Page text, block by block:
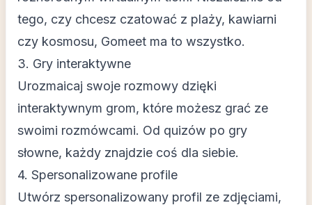
tego, czy chcesz czatować z plaży, kawiarni
czy kosmosu, Gomeet ma to wszystko.
3. Gry interaktywne
Urozmaicaj swoje rozmowy dzięki
interaktywnym grom, które możesz grać ze
swoimi rozmówcami. Od quizów po gry
słowne, każdy znajdzie coś dla siebie.
4. Spersonalizowane profile
Utwórz spersonalizowany profil ze zdjęciami,